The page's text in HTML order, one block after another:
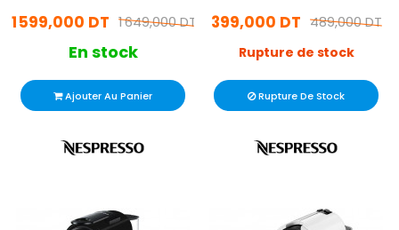
1 649,000 DT
1 599,000 DT
En stock
Ajouter Au Panier
489,000 DT
399,000 DT
Rupture de stock
Rupture De Stock